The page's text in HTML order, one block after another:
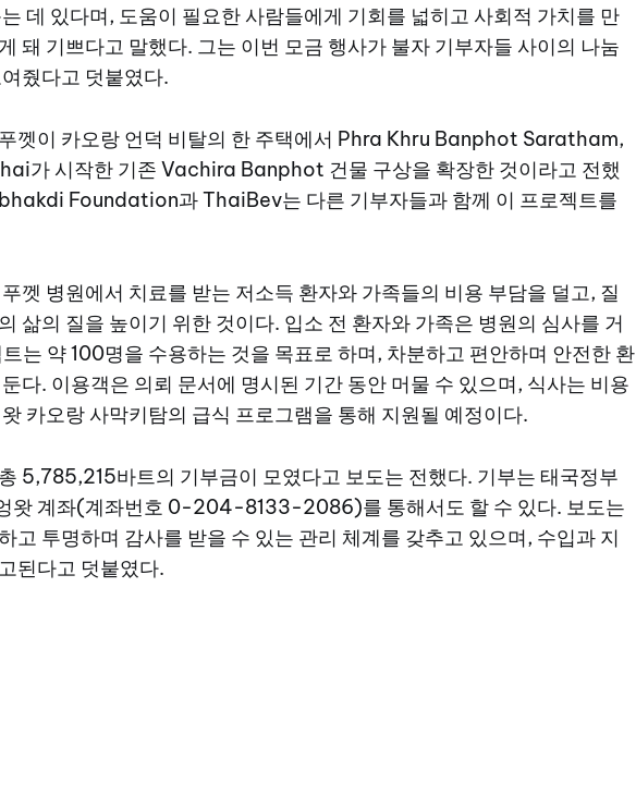
데 있다며, 도움이 필요한 사람들에게 기회를 넓히고 사회적 가치를 만
돼 기쁘다고 말했다. 그는 이번 모금 행사가 불자 기부자들 사이의 나눔
줬다고 덧붙였다.
껫이 카오랑 언덕 비탈의 한 주택에서 Phra Khru Banphot Saratham,
가 시작한 기존 Vachira Banphot 건물 구상을 확장한 것이라고 전했
Foundation과 ThaiBev는 다른 기부자들과 함께 이 프로젝트를
껫 병원에서 치료를 받는 저소득 환자와 가족들의 비용 부담을 덜고, 질
삶의 질을 높이기 위한 것이다. 입소 전 환자와 가족은 병원의 심사를 거
는 약 100명을 수용하는 것을 목표로 하며, 차분하고 편안하며 안전한 환
다. 이용객은 의뢰 문서에 명시된 기간 동안 머물 수 있으며, 식사는 비용
카오랑 사막키탐의 급식 프로그램을 통해 지원될 예정이다.
5,785,215바트의 기부금이 모였다고 보도는 전했다. 기부는 태국정부
왓 계좌(계좌번호 0-204-8133-2086)를 통해서도 할 수 있다. 보도는
고 투명하며 감사를 받을 수 있는 관리 체계를 갖추고 있으며, 수입과 지
된다고 덧붙였다.